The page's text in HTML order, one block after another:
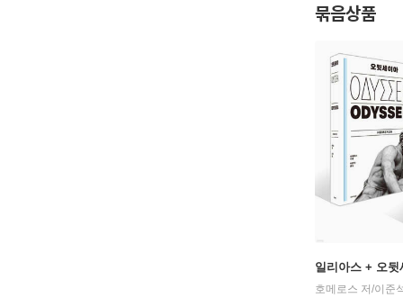
묶음상품
일리아스 + 오뒷
호메로스 저/이준